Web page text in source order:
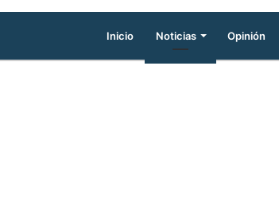
Inicio Noticias Opinión